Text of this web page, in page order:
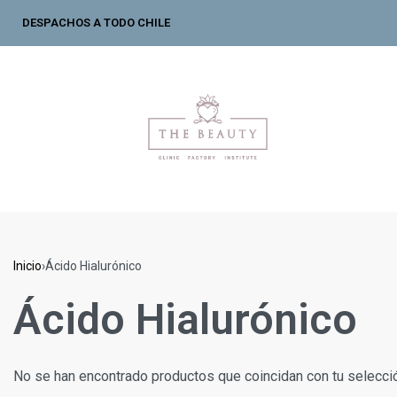
DESPACHOS A TODO CHILE
Inicio›Ácido Hialurónico
Ácido Hialurónico
No se han encontrado productos que coincidan con tu